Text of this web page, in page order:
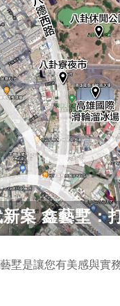
案 鑫藝墅：
墅是讓您有美感與實